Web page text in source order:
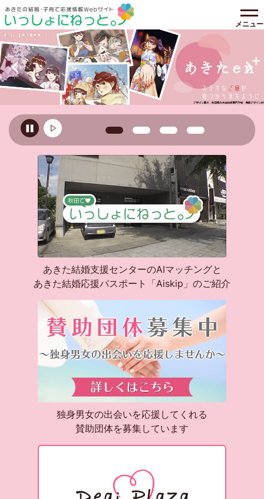
メニュー
前の画像へ移る
1枚目の画像を表示
2枚目の画像を表示
3枚目の画像を表示
4枚目の画像
あきた結婚支援センターのAIマッチングと
あきた結婚応援パスポート「Aiskip」のご紹介
独身男女の出会いを応援してくれる
賛助団体を募集しています